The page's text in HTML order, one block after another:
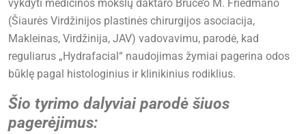
vykdyti medicinos mokslų daktaro Bruce’o M. Friedmano
(Šiaurės Virdžinijos plastinės chirurgijos asociacija,
Makleinas, Virdžinija, JAV) vadovavimu, parodė, kad
reguliarus „Hydrafacial“ naudojimas žymiai pagerina odos
būklę pagal histologinius ir klinikinius rodiklius.
Šio tyrimo dalyviai parodė šiuos
pagerėjimus: